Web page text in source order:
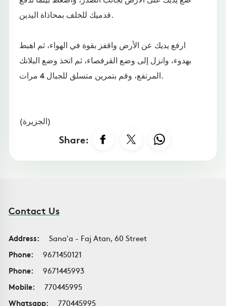
قدميك للخلف بمحاذاة اليدين.
ارفع يديك عن الأرض واقفز بقوة في الهواء، ثم اهبط
بهدوء، وانزل إلى وضع القرفصاء، ثم اتخذ وضع البلانك
المرتفع، وقم بتمرين متسلق للجبال 4 مرات.
(الجزيرة)
Share:
Contact Us
Address:
Sana'a - Faj Atan, 60 Street
Phone:
9671450121
Phone:
9671445993
Mobile:
770445995
Whatsapp:
770445995